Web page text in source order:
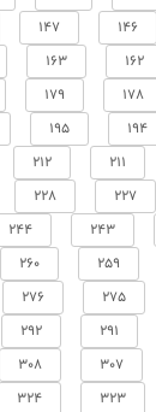
146
147
162
163
178
179
194
195
211
212
227
228
243
244
259
260
275
276
291
292
307
308
323
324